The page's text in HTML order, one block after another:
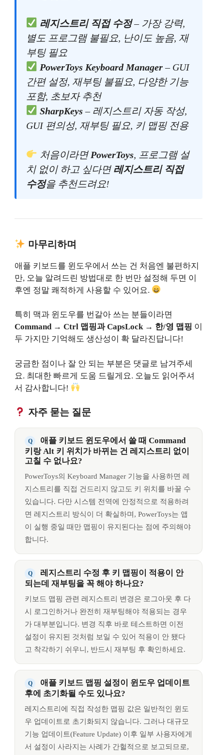
레지스트리 직접 수정– 가장 강력,
별도 프로그램 불필요, 난이도 높음, 재
부팅 필요
PowerToys Keyboard Manager– GUI
간편 설정, 재부팅 불필요, 다양한 기능
포함, 초보자 추천
SharpKeys – 레지스트리 자동 작성,
GUI 편의성, 재부팅 필요, 키 맵핑 전용
처음이라면 PowerToys, 프로그램 설
치 없이 하고 싶다면 레지스트리 직접
수정을 추천드려요!
마무리하며
애플 키보드를 윈도우에서 쓰는 건 처음엔 불편하지
만, 오늘 알려드린 방법대로 한 번만 설정해 두면 이
후엔 정말 쾌적하게 사용할 수 있어요.
특히 맥과 윈도우를 번갈아 쓰는 분들이라면
Command → Ctrl 맵핑과 CapsLock → 한/영 맵핑 이
두 가지만 기억해도 생산성이 확 달라진답니다!
궁금한 점이나 잘 안 되는 부분은 댓글로 남겨주세
요. 최대한 빠르게 도움 드릴게요. 오늘도 읽어주셔
서 감사합니다!
자주 묻는 질문
애플 키보드 윈도우에서 쓸 때 Command
키랑 Alt 키 위치가 바뀌는 건 레지스트리 없이
고칠 수 없나요?
PowerToys의 Keyboard Manager 기능을 사용하면 레
지스트리를 직접 건드리지 않고도 키 위치를 바꿀 수
있습니다. 다만 시스템 전역에 안정적으로 적용하려
면 레지스트리 방식이 더 확실하며, PowerToys는 앱
이 실행 중일 때만 맵핑이 유지된다는 점에 주의해야
합니다.
레지스트리 수정 후 키 맵핑이 적용이 안
되는데 재부팅을 꼭 해야 하나요?
키보드 맵핑 관련 레지스트리 변경은 로그아웃 후 다
시 로그인하거나 완전히 재부팅해야 적용되는 경우
가 대부분입니다. 변경 직후 바로 테스트하면 이전
설정이 유지된 것처럼 보일 수 있어 적용이 안 됐다
고 착각하기 쉬우니, 반드시 재부팅 후 확인하세요.
애플 키보드 맵핑 설정이 윈도우 업데이트
후에 초기화될 수도 있나요?
레지스트리에 직접 작성한 맵핑 값은 일반적인 윈도
우 업데이트로 초기화되지 않습니다. 그러나 대규모
기능 업데이트(Feature Update) 이후 일부 사용자에게
서 설정이 사라지는 사례가 간헐적으로 보고되므로,